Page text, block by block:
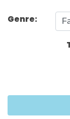
Genre: